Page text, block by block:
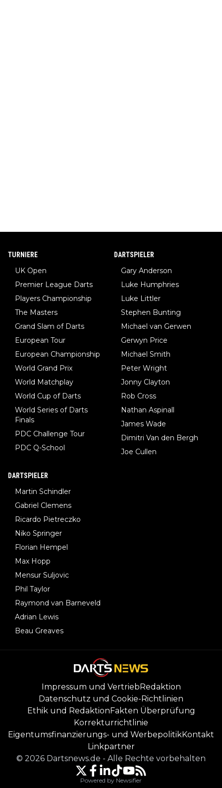
TURNIERE
UK Open
Premier League Darts
Players Championship
The Masters
Grand Slam of Darts
European Tour
European Championship
World Grand Prix
World Matchplay
World Cup of Darts
World Series of Darts
Finals
PDC Challenge Tour
PDC Q-School
DARTSPIELER
Gary Anderson
Luke Humphries
Luke Littler
Stephen Bunting
Michael van Gerwen
Gerwyn Price
Michael Smith
Peter Wright
Jonny Clayton
Rob Cross
Nathan Aspinall
James Wade
Dimitri Van den Bergh
Joe Cullen
DARTSPIELER
Martin Schindler
Gabriel Clemens
Ricardo Pietreczko
Niko Springer
Florian Hempel
Max Hopp
Mensur Suljovic
Phil Taylor
Raymond van Barneveld
Adrian Lewis
Beau Greaves
Impressum und VertriebRedaktion
Datenschutz und Cookie-Richtlinien
Ethik und RedaktionFakten Überprüfung
Korrekturrichtlinie
Eigentumsfinanzierungs- und WerbepolitikKontakt
Linkpartner
© 2026 Dartsnews.de - Alle Rechte vorbehalten
Powered by Newsifier